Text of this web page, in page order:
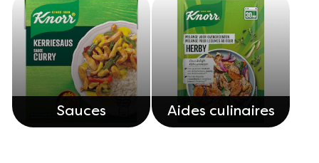
Sauces Aides culinaires